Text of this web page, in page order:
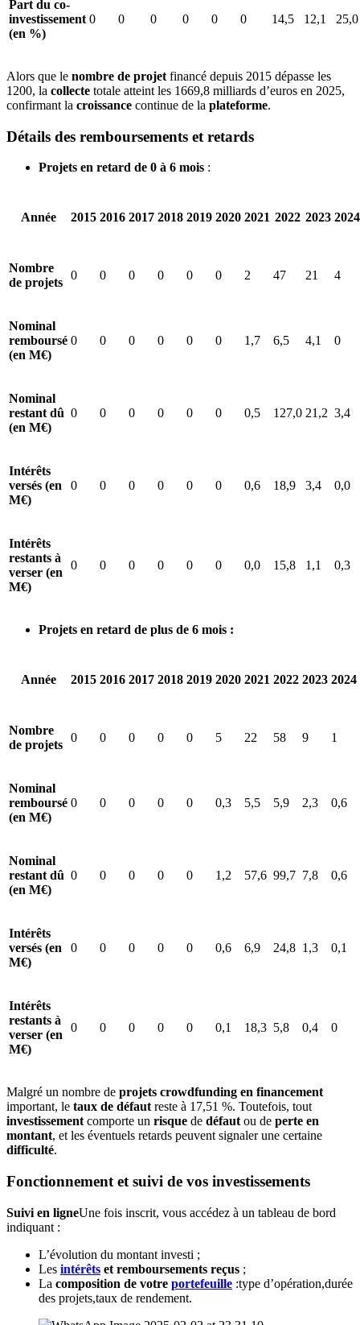
Part du co-
investissement
(en %)
0 0 0 0 0 0 14,5 12,1 25,0
Alors que le nombre de projet financé depuis 2015 dépasse les
1200, la collecte totale atteint les 1669,8 milliards d’euros en 2025,
confirmant la croissance continue de la plateforme.
Détails des remboursements et retards
Projets en retard de 0 à 6 mois :
Année 2015 2016 2017 2018 2019 2020 2021 2022 2023 2024
Nombre
de projets
0 0 0 0 0 0 2 47 21 4
Nominal
remboursé
(en M€)
0 0 0 0 0 0 1,7 6,5 4,1 0
Nominal
restant dû
(en M€)
0 0 0 0 0 0 0,5 127,0 21,2 3,4
Intérêts
versés (en
M€)
0 0 0 0 0 0 0,6 18,9 3,4 0,0
Intérêts
restants à
verser (en
M€)
0 0 0 0 0 0 0,0 15,8 1,1 0,3
Projets en retard de plus de 6 mois :
Année 2015 2016 2017 2018 2019 2020 2021 2022 2023 2024
Nombre
de projets
0 0 0 0 0 5 22 58 9 1
Nominal
remboursé
(en M€)
0 0 0 0 0 0,3 5,5 5,9 2,3 0,6
Nominal
restant dû
(en M€)
0 0 0 0 0 1,2 57,6 99,7 7,8 0,6
Intérêts
versés (en
M€)
0 0 0 0 0 0,6 6,9 24,8 1,3 0,1
Intérêts
restants à
verser (en
M€)
0 0 0 0 0 0,1 18,3 5,8 0,4 0
Malgré un nombre de projets crowdfunding en financement
important, le taux de défaut reste à 17,51 %. Toutefois, tout
investissement comporte un risque de défaut ou de perte en
montant, et les éventuels retards peuvent signaler une certaine
difficulté.
Fonctionnement et suivi de vos investissements
Suivi en ligneUne fois inscrit, vous accédez à un tableau de bord
indiquant :
L’évolution du montant investi ;
Les intérêts et remboursements reçus ;
La composition de votre portefeuille :type d’opération,durée
des projets,taux de rendement.